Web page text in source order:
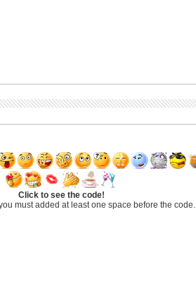
Click to see the code!
must added at least one space before the code.